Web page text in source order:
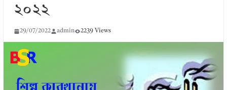
২০২২
29/07/2022 admin 2239 Views